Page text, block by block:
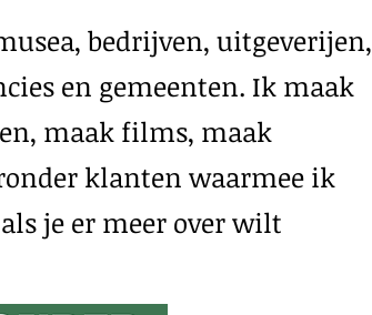
bedrijven, uitgeverijen,
en gemeenten. Ik maak
maak films, maak
klanten waarmee ik
je er meer over wilt